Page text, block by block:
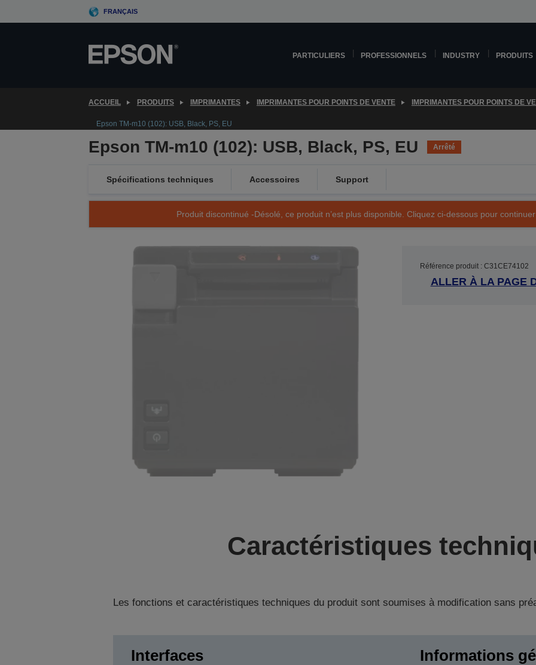
to
FRANÇAIS
PARTICULIERS PROFESSIONNELS INDUSTRY PRODUITS
ACCUEIL PRODUITS IMPRIMANTES IMPRIMANTES POUR POINTS DE VENTE IMPRIMANTES POUR POINTS DE
Epson TM-m10 (102): USB, Black, PS, EU
Epson TM-m10 (102): USB, Black, PS, EU Arrêté
Spécifications techniques Accessoires Support
Produit discontinué -Désolé, ce produit n’est plus disponible. Cliquez ci-dessous pour
Référence produit : C31CE74102
ALLER À LA PAGE
Caractéristiques
Les fonctions et caractéristiques techniques du produit sont soumises à modification sans
Interfaces Informations